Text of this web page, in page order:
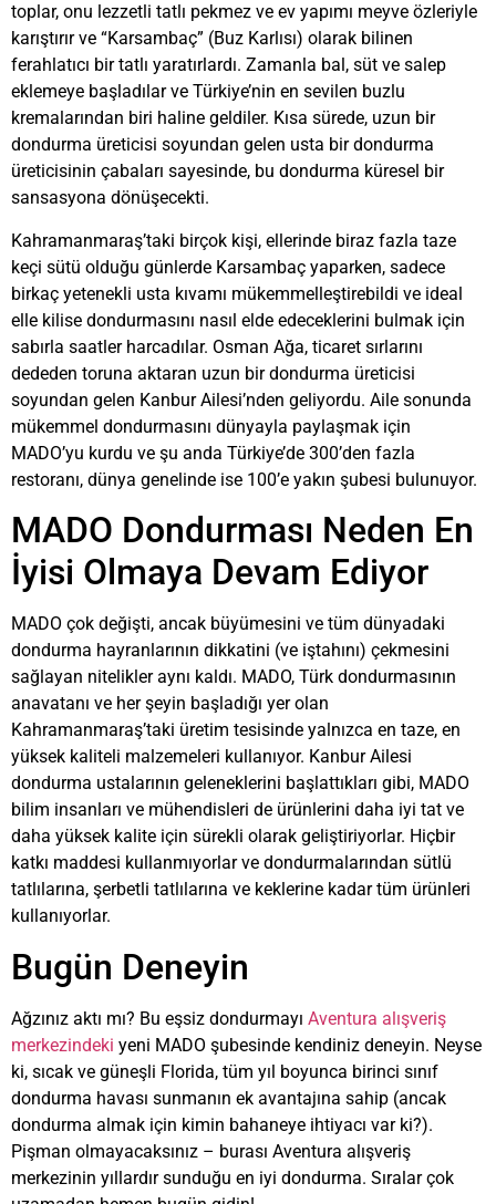
toplar, onu lezzetli tatlı pekmez ve ev yapımı meyve özleriyle
karıştırır ve “Karsambaç” (Buz Karlısı) olarak bilinen
ferahlatıcı bir tatlı yaratırlardı. Zamanla bal, süt ve salep
eklemeye başladılar ve Türkiye’nin en sevilen buzlu
kremalarından biri haline geldiler. Kısa sürede, uzun bir
dondurma üreticisi soyundan gelen usta bir dondurma
üreticisinin çabaları sayesinde, bu dondurma küresel bir
sansasyona dönüşecekti.
Kahramanmaraş’taki birçok kişi, ellerinde biraz fazla taze
keçi sütü olduğu günlerde Karsambaç yaparken, sadece
birkaç yetenekli usta kıvamı mükemmelleştirebildi ve ideal
elle kilise dondurmasını nasıl elde edeceklerini bulmak için
sabırla saatler harcadılar. Osman Ağa, ticaret sırlarını
dededen toruna aktaran uzun bir dondurma üreticisi
soyundan gelen Kanbur Ailesi’nden geliyordu. Aile sonunda
mükemmel dondurmasını dünyayla paylaşmak için
MADO’yu kurdu ve şu anda Türkiye’de 300’den fazla
restoranı, dünya genelinde ise 100’e yakın şubesi bulunuyor.
MADO Dondurması Neden En
İyisi Olmaya Devam Ediyor
MADO çok değişti, ancak büyümesini ve tüm dünyadaki
dondurma hayranlarının dikkatini (ve iştahını) çekmesini
sağlayan nitelikler aynı kaldı. MADO, Türk dondurmasının
anavatanı ve her şeyin başladığı yer olan
Kahramanmaraş’taki üretim tesisinde yalnızca en taze, en
yüksek kaliteli malzemeleri kullanıyor. Kanbur Ailesi
dondurma ustalarının geleneklerini başlattıkları gibi, MADO
bilim insanları ve mühendisleri de ürünlerini daha iyi tat ve
daha yüksek kalite için sürekli olarak geliştiriyorlar. Hiçbir
katkı maddesi kullanmıyorlar ve dondurmalarından sütlü
tatlılarına, şerbetli tatlılarına ve keklerine kadar tüm ürünleri
kullanıyorlar.
Bugün Deneyin
Ağzınız aktı mı? Bu eşsiz dondurmayı Aventura alışveriş
merkezindeki yeni MADO şubesinde kendiniz deneyin. Neyse
ki, sıcak ve güneşli Florida, tüm yıl boyunca birinci sınıf
dondurma havası sunmanın ek avantajına sahip (ancak
dondurma almak için kimin bahaneye ihtiyacı var ki?).
Pişman olmayacaksınız – burası Aventura alışveriş
merkezinin yıllardır sunduğu en iyi dondurma. Sıralar çok